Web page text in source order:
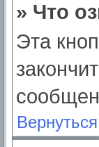
» Что
Эта